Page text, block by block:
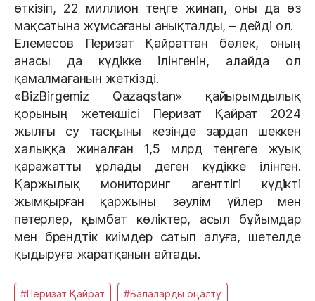
өткізіп, 22 миллион теңге жинап, оны да өз
мақсатына жұмсағаны анықталды, – дейді ол.
Елемесов Перизат Қайраттан бөлек, оның
анасы да күдікке ілінгенін, алайда ол
қамалмағанын жеткізді.
«BizBirgemiz Qazaqstan» қайырымдылық
қорының жетекшісі Перизат Қайрат 2024
жылғы су тасқыны кезінде зардап шеккен
халыққа жиналған 1,5 млрд теңгеге жуық
қаражатты ұрлады деген күдікке ілінген.
Қаржылық мониторинг агенттігі күдікті
жымқырған қаржыны зәулім үйлер мен
пәтерлер, қымбат көліктер, асыл бұйымдар
мен брендтік киімдер сатып алуға, шетелде
қыдыруға жаратқанын айтады.
#Перизат Қайрат #Балаларды оңалту